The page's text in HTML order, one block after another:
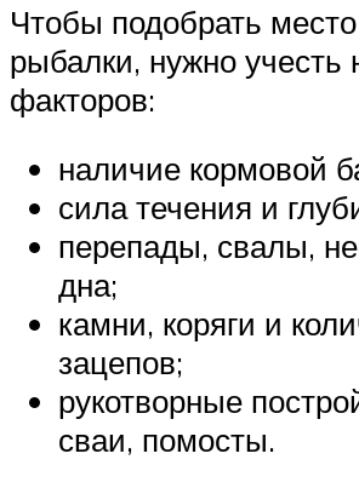
Чтобы подобрать
рыбалки, нужно учесть
факторов:
наличие кормовой
сила течения и
перепады, свалы,
дна;
камни, коряги и
зацепов;
рукотворные
сваи, помосты.